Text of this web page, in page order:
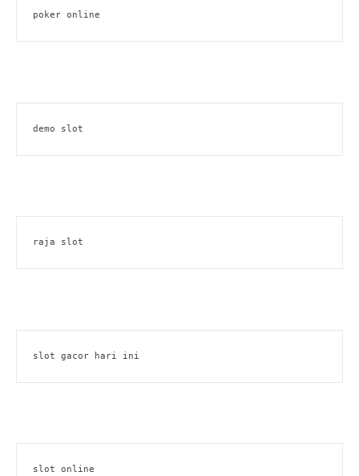
poker online
demo slot
raja slot
slot gacor hari ini
slot online